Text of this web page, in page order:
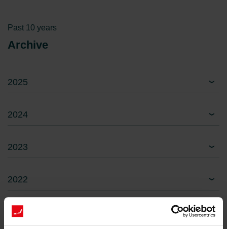
Past 10 years
Archive
2025
2024
2023
2022
2021